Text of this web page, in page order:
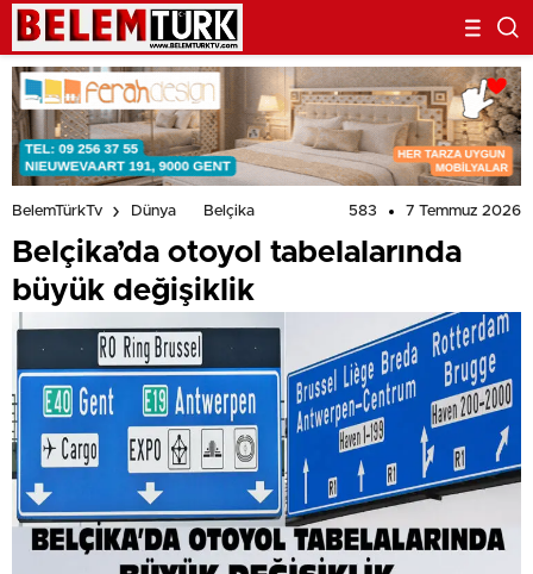
BelemTürkTv Dünya Belçika 583 7 Temmuz 2026
Belçika’da otoyol tabelalarında
büyük değişiklik